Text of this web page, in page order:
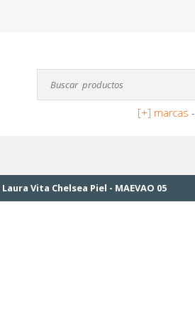
[+] marcas -
Vita Chelsea Piel - MAEVAO 05